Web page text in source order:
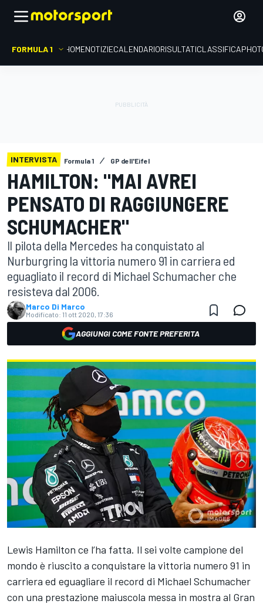
FORMULA 1 HOMENOTIZIECALENDARIORISULTATICLASSIFICA
INTERVISTA Formula 1 GP dell'Eifel
HAMILTON: "MAI AVREI
PENSATO DI RAGGIUNGERE
SCHUMACHER"
Il pilota della Mercedes ha conquistato al
Nurburgring la vittoria numero 91 in carriera ed
eguagliato il record di Michael Schumacher che
resisteva dal 2006.
Marco Di Marco
Modificato: 11 ott 2020, 17:36
AGGIUNGI COME FONTE PREFERITA
Lewis Hamilton ce l’ha fatta. Il sei volte campione del
mondo è riuscito a conquistare la vittoria numero 91 in
carriera ed eguagliare il record di Michael Schumacher
con una prestazione maiuscola messa in mostra al Gran